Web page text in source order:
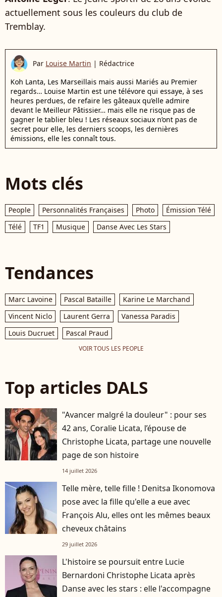
actuellement sous les couleurs du club de
Tremblay.
Par Louise Martin | Rédactrice
Koh Lanta, Les Marseillais mais aussi Mariés au Premier
regards… Louise Martin est une télévore qui essaye, à ses
heures perdues, de refaire les gâteaux qu’elle admire
devant le Meilleur Pâtissier… mais elle ne risque pas de
gagner le tablier bleu ! Les réseaux sociaux n’ont pas de
secret pour elle, les derniers scoops, les dernières
émissions, elle les connaît tous.
Mots clés
People Personnalités Françaises Photo
Émission Télé
Télé
TF1 Musique Danse Avec Les Stars
Tendances
Marc Lavoine Pascal Bataille
Karine Le Marchand
Vincent Niclo
Laurent Gerra
Vanessa Paradis
Louis Ducruet
Pascal Praud
VOIR TOUS LES PEOPLE
Top articles DALS
"Avancer malgré la douleur" : pour ses
42 ans, Coralie Licata, l’épouse de
Christophe Licata, partage une nouvelle
page de son histoire
14 juillet 2026
Telle mère, telle fille ! Denitsa Ikonomova
pose avec la fille qu'elle a eue avec
François Alu, elles ont les mêmes beaux
cheveux châtains
29 juillet 2026
L'histoire se poursuit entre Lucie
Bernardoni Christophe Licata après
Danse avec les stars : elle l'accompagne